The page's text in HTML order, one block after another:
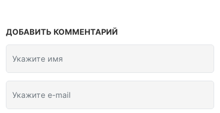
ДОБАВИТЬ КОММЕНТАРИЙ
Укажите имя
Укажите e-mail